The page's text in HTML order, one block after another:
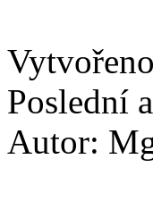
Poslední
Autor: